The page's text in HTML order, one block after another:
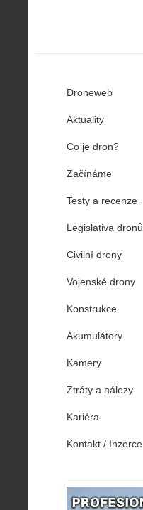
Droneweb
Aktuality
Co je dron?
Začínáme
Testy a recenze
Legislativa dronů
Civilní drony
Vojenské drony
Konstrukce
Akumulátory
Kamery
Ztráty a nálezy
Kariéra
Kontakt / Inzerce